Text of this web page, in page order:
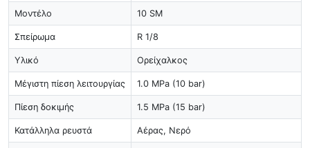
Μοντέλο 10 SM
Σπείρωμα R 1/8
Υλικό Ορείχαλκος
Μέγιστη πίεση λειτουργίας 1.0 MPa (10 bar)
Πίεση δοκιμής 1.5 MPa (15 bar)
Κατάλληλα ρευστά Αέρας, Νερό